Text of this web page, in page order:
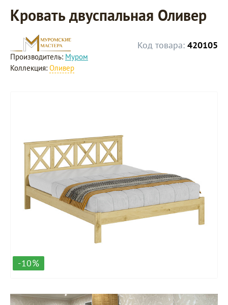
Кровать двуспальная Оливер
Код товара: 420105
Производитель: Муром
Коллекция: Оливер
-10%